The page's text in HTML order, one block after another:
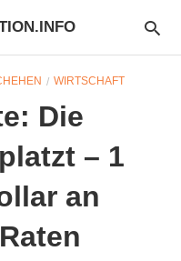
WIRTSCHAFT
Die
– 1
an